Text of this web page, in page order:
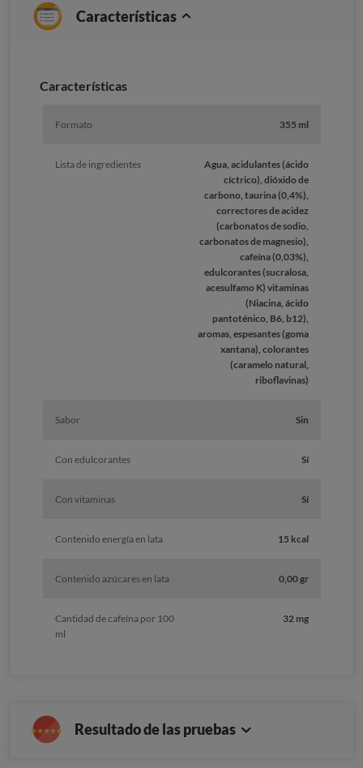
Características
Caracterí­sticas
Formato 355 ml
Lista de ingredientes
Agua, acidulantes (ácido
cíctrico), dióxido de
carbono, taurina (0,4%),
correctores de acidez
(carbonatos de sodio,
carbonatos de magnesio),
cafeína (0,03%),
edulcorantes (sucralosa,
acesulfamo K) vitaminas
(Niacina, ácido
pantoténico, B6, b12),
aromas, espesantes (goma
xantana), colorantes
(caramelo natural,
riboflavinas)
Sabor Sin
Con edulcorantes Sí
Con vitaminas Sí
Contenido energía en lata 15 kcal
Contenido azúcares en lata 0,00 gr
Cantidad de cafeína por 100
ml
32 mg
Resultado de las pruebas